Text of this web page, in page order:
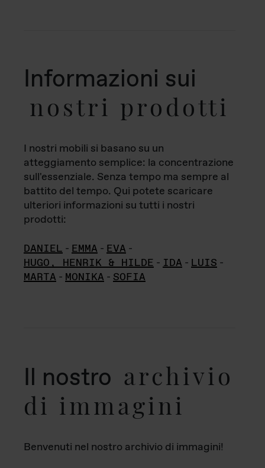
Informazioni sui
nostri prodotti
I nostri mobili si basano su un
atteggiamento semplice: la concentrazione
sull'essenziale. Senza tempo ma sempre al
battito del tempo. Qui potete scaricare
ulteriori informazioni su tutti i nostri
prodotti:
DANIEL - EMMA - EVA -
HUGO, HENRIK & HILDE - IDA - LUIS -
MARTA - MONIKA - SOFIA
Il nostro archivio
di immagini
Benvenuti nel nostro archivio di immagini!